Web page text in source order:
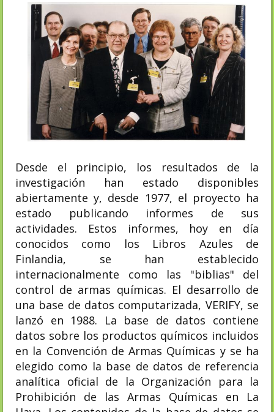
Desde el principio, los resultados de la
investigación han estado disponibles
abiertamente y, desde 1977, el proyecto ha
estado publicando informes de sus
actividades. Estos informes, hoy en día
conocidos como los Libros Azules de
Finlandia, se han establecido
internacionalmente como las "biblias" del
control de armas químicas. El desarrollo de
una base de datos computarizada, VERIFY, se
lanzó en 1988. La base de datos contiene
datos sobre los productos químicos incluidos
en la Convención de Armas Químicas y se ha
elegido como la base de datos de referencia
analítica oficial de la Organización para la
Prohibición de las Armas Químicas en La